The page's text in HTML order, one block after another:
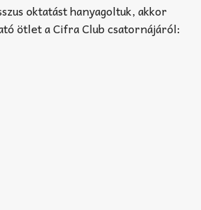
oktatást hanyagoltuk, akkor
ötlet a Cifra Club csatornájáról: